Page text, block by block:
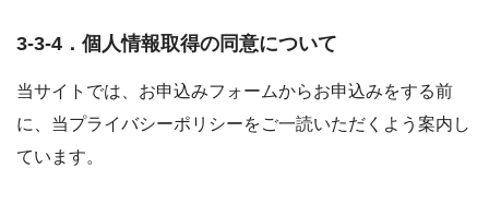
3-3-4．個人情報取得の同意について
当サイトでは、お申込みフォームからお申込みをする前
に、当プライバシーポリシーをご一読いただくよう案内し
ています。